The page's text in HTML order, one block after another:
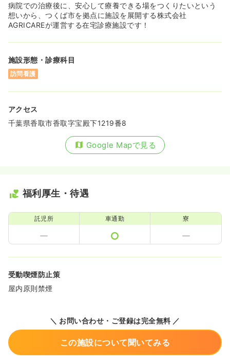
病院での治療後に、安心して療養できる場をつくりたいという
想いから、つくば市を拠点に施設を展開する株式会社
AGRICAREが運営する在宅診療施設です！
施設形態・診療科目
訪問看護
アクセス
千葉県香取市香取字宝殿下1219番8
Google Mapで見る
福利厚生・待遇
託児所 車通勤 寮
受動喫煙防止策
屋内原則禁煙
＼ お問い合わせ・ご登録は完全無料 ／
この施設について聞いてみる